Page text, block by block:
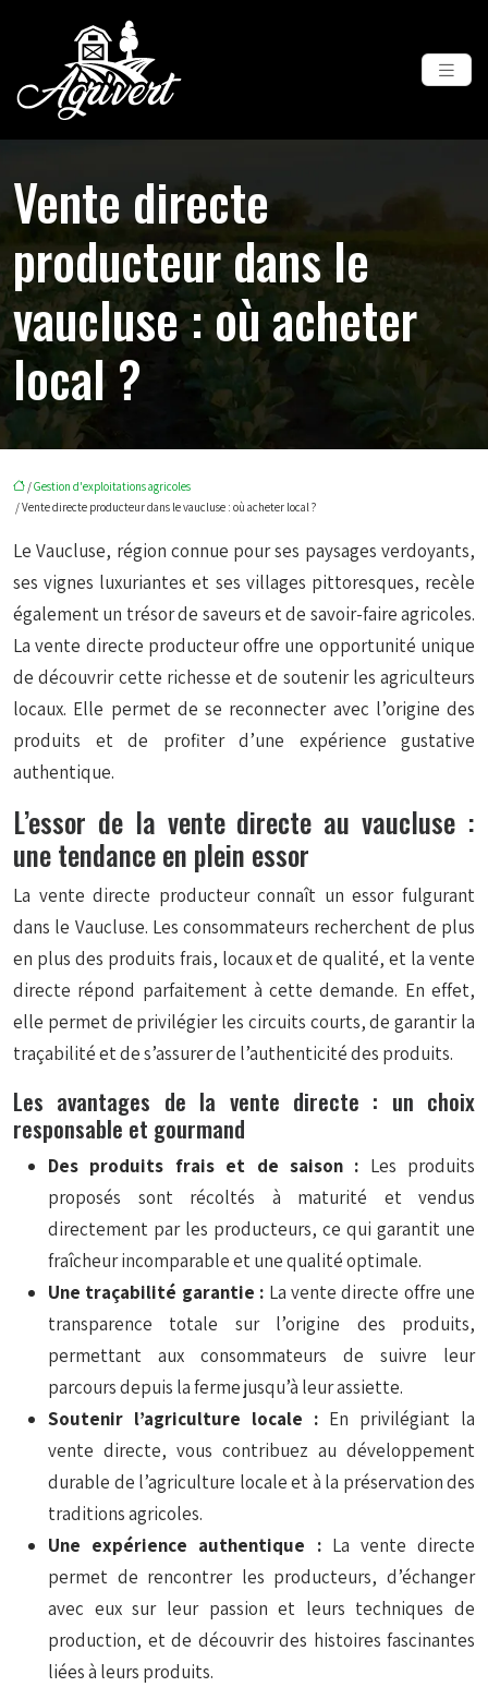
Vente directe
producteur dans le
vaucluse : où acheter
local ?
/Gestion d'exploitations agricoles
/ Vente directe producteur dans le vaucluse : où acheter local ?
Le Vaucluse, région connue pour ses paysages verdoyants,
ses vignes luxuriantes et ses villages pittoresques, recèle
également un trésor de saveurs et de savoir-faire agricoles.
La vente directe producteur offre une opportunité unique
de découvrir cette richesse et de soutenir les agriculteurs
locaux. Elle permet de se reconnecter avec l’origine des
produits et de profiter d’une expérience gustative
authentique.
L’essor de la vente directe au vaucluse :
une tendance en plein essor
La vente directe producteur connaît un essor fulgurant
dans le Vaucluse. Les consommateurs recherchent de plus
en plus des produits frais, locaux et de qualité, et la vente
directe répond parfaitement à cette demande. En effet,
elle permet de privilégier les circuits courts, de garantir la
traçabilité et de s’assurer de l’authenticité des produits.
Les avantages de la vente directe : un choix
responsable et gourmand
Des produits frais et de saison : Les produits
proposés sont récoltés à maturité et vendus
directement par les producteurs, ce qui garantit une
fraîcheur incomparable et une qualité optimale.
Une traçabilité garantie : La vente directe offre une
transparence totale sur l’origine des produits,
permettant aux consommateurs de suivre leur
parcours depuis la ferme jusqu’à leur assiette.
Soutenir l’agriculture locale : En privilégiant la
vente directe, vous contribuez au développement
durable de l’agriculture locale et à la préservation des
traditions agricoles.
Une expérience authentique : La vente directe
permet de rencontrer les producteurs, d’échanger
avec eux sur leur passion et leurs techniques de
production, et de découvrir des histoires fascinantes
liées à leurs produits.